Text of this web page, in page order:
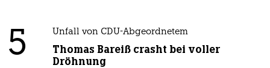
5 Unfall von CDU-Abgeordnetem
Thomas Bareiß crasht bei voller
Dröhnung